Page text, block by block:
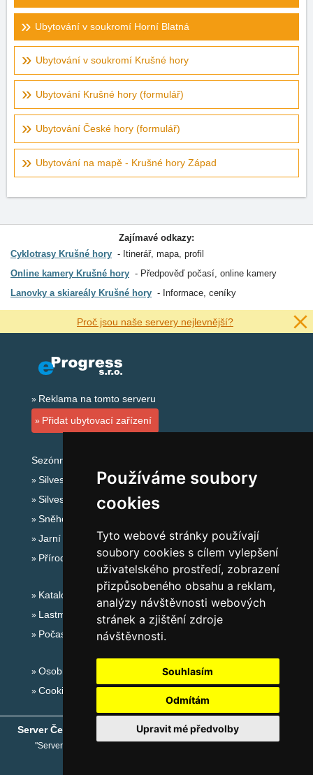
Používáme soubory
cookies
Tyto webové stránky používají
soubory cookies s cílem vylepšení
uživatelského prostředí, zobrazení
přizpůsobeného obsahu a reklam,
analýzy návštěvnosti webových
stránek a zjištění zdroje
návštěvnosti.
Souhlasím
Odmítám
Upravit mé předvolby
Ubytování v soukromí Horní Blatná
Ubytování v soukromí Krušné hory
Ubytování Krušné hory (formulář)
Ubytování České hory (formulář)
Ubytování na mapě - Krušné hory Západ
Zajímavé odkazy:
Cyklotrasy Krušné hory
Itinerář, mapa, profil
Online kamery Krušné hory
Předpověď počasí, online kamery
Lanovky a skiareály Krušné hory
Informace, ceníky
Proč jsou naše servery nejlevnější?
Reklama na tomto serveru
Přidat ubytovací zařízení
Sezónní odkazy:
Silvester Krušné hory
Silvestr na horách 2025/26
Sněhové zpravodajství
Jarní prázdniny 2027
Přírodní koupaliště
Katalog ubytování Krušné hory
Lastminute Krušné hory
Počasí na horách
Osobní údaje
Cookies
Server České hory ® - Copyright © 1999-2026 eProgress s.r.o.
"Server České hory" je registrovaná obchodní známka společnosti